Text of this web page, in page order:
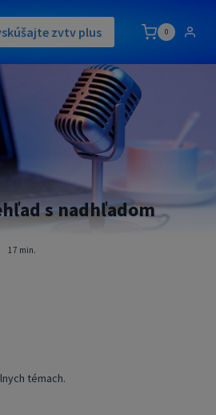
zvtv plus 0
s nadhľadom
17 min.
témach.